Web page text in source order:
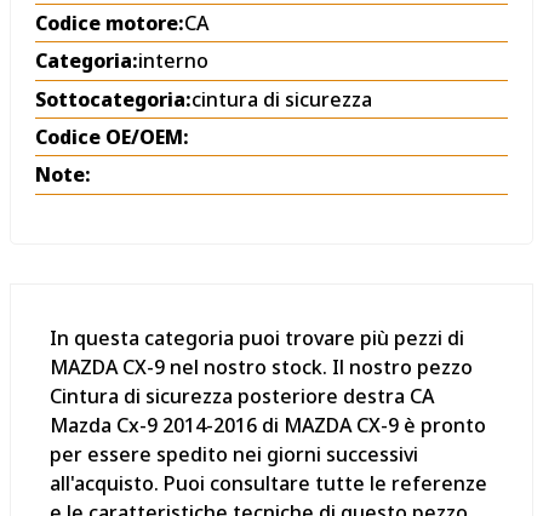
Codice motore:CA
Categoria:interno
Sottocategoria:cintura di sicurezza
Codice OE/OEM:
Note:
In questa categoria puoi trovare più pezzi di
MAZDA CX-9 nel nostro stock. Il nostro pezzo
Cintura di sicurezza posteriore destra CA
Mazda Cx-9 2014-2016 di MAZDA CX-9 è pronto
per essere spedito nei giorni successivi
all'acquisto. Puoi consultare tutte le referenze